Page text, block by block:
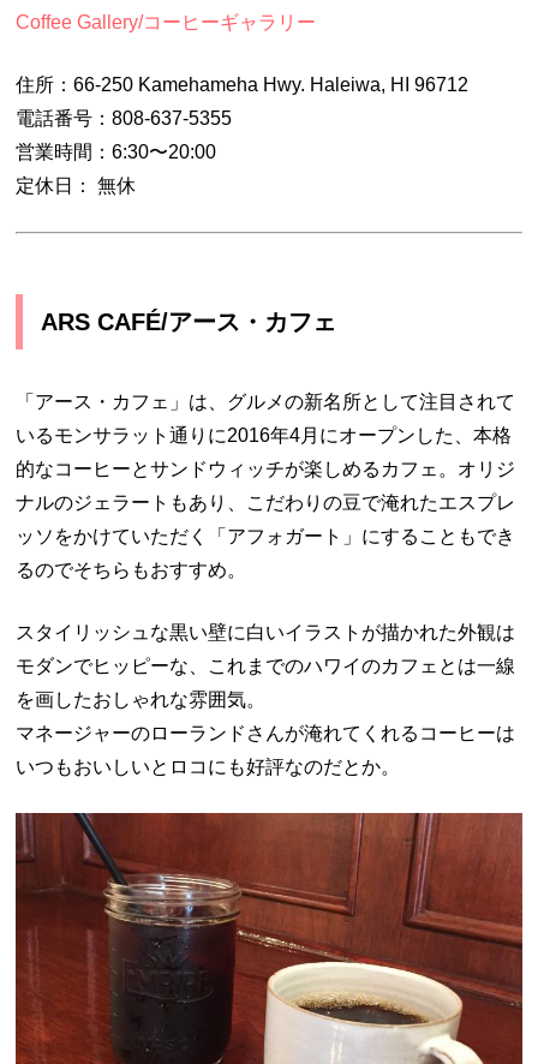
Coffee Gallery/コーヒーギャラリー
住所：66-250 Kamehameha Hwy. Haleiwa, HI 96712
電話番号：808-637-5355
営業時間：6:30〜20:00
定休日： 無休
ARS CAFÉ/アース・カフェ
「アース・カフェ」は、グルメの新名所として注目されて
いるモンサラット通りに2016年4月にオープンした、本格
的なコーヒーとサンドウィッチが楽しめるカフェ。オリジ
ナルのジェラートもあり、こだわりの豆で淹れたエスプレ
ッソをかけていただく「アフォガート」にすることもでき
るのでそちらもおすすめ。
スタイリッシュな黒い壁に白いイラストが描かれた外観は
モダンでヒッピーな、これまでのハワイのカフェとは一線
を画したおしゃれな雰囲気。
マネージャーのローランドさんが淹れてくれるコーヒーは
いつもおいしいとロコにも好評なのだとか。